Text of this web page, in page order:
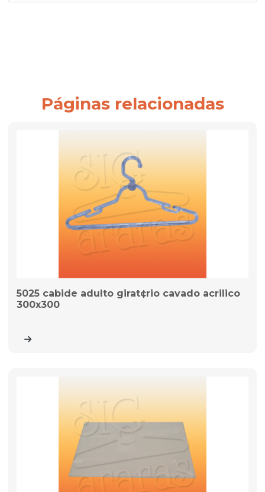
Páginas relacionadas
5025 cabide adulto girat¢rio cavado acrilico
300x300